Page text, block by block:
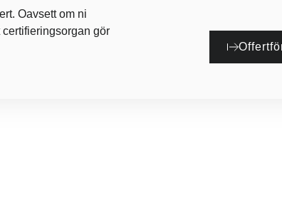
Oavsett om ni
gör